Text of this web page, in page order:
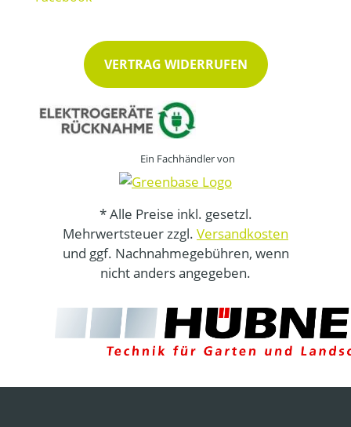
VERTRAG WIDERRUFEN
Ein Fachhändler von
* Alle Preise inkl. gesetzl.
Mehrwertsteuer zzgl. Versandkosten
und ggf. Nachnahmegebühren, wenn
nicht anders angegeben.